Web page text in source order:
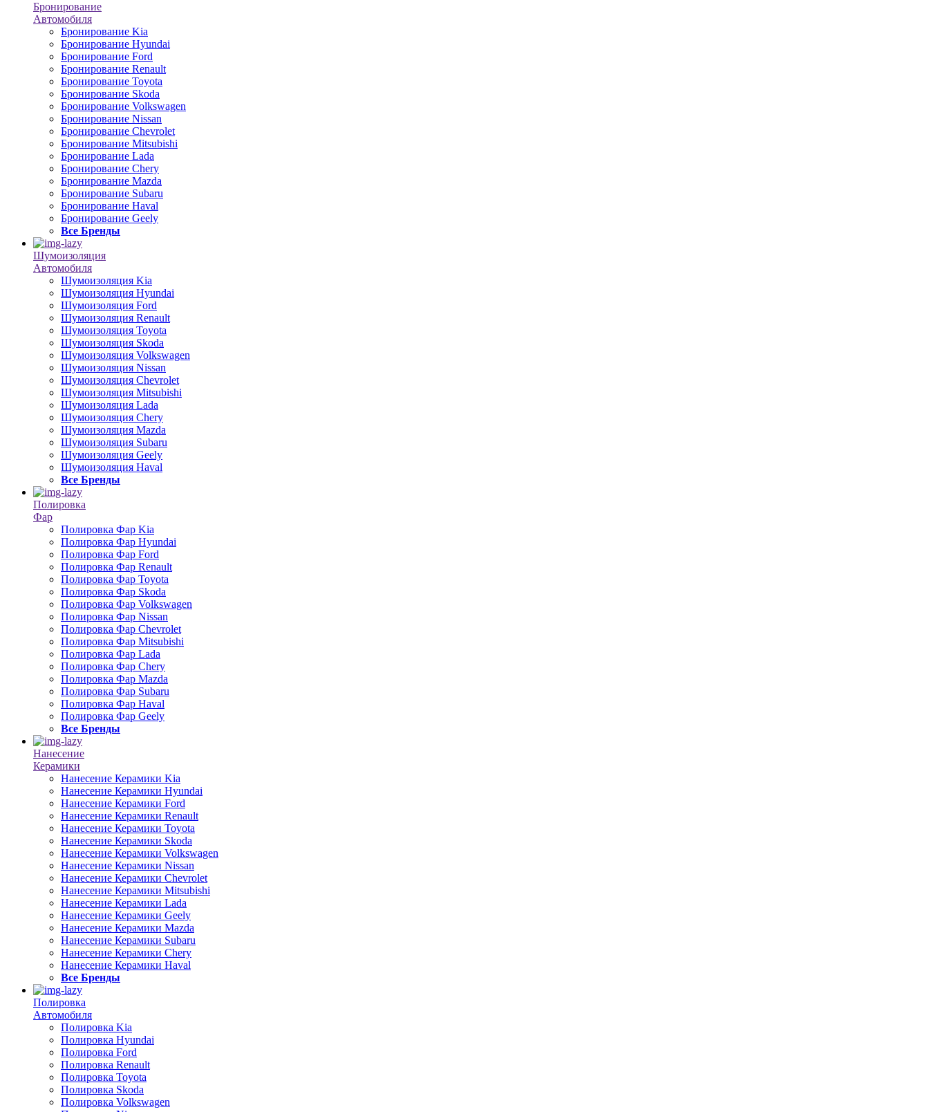
Бронирование
Автомобиля
Бронирование Kia
Бронирование Hyundai
Бронирование Ford
Бронирование Renault
Бронирование Toyota
Бронирование Skoda
Бронирование Volkswagen
Бронирование Nissan
Бронирование Chevrolet
Бронирование Mitsubishi
Бронирование Lada
Бронирование Chery
Бронирование Mazda
Бронирование Subaru
Бронирование Haval
Бронирование Geely
Все Бренды
Шумоизоляция
Автомобиля
Шумоизоляция Kia
Шумоизоляция Hyundai
Шумоизоляция Ford
Шумоизоляция Renault
Шумоизоляция Toyota
Шумоизоляция Skoda
Шумоизоляция Volkswagen
Шумоизоляция Nissan
Шумоизоляция Chevrolet
Шумоизоляция Mitsubishi
Шумоизоляция Lada
Шумоизоляция Chery
Шумоизоляция Mazda
Шумоизоляция Subaru
Шумоизоляция Geely
Шумоизоляция Haval
Все Бренды
Полировка
Фар
Полировка Фар Kia
Полировка Фар Hyundai
Полировка Фар Ford
Полировка Фар Renault
Полировка Фар Toyota
Полировка Фар Skoda
Полировка Фар Volkswagen
Полировка Фар Nissan
Полировка Фар Chevrolet
Полировка Фар Mitsubishi
Полировка Фар Lada
Полировка Фар Chery
Полировка Фар Mazda
Полировка Фар Subaru
Полировка Фар Haval
Полировка Фар Geely
Все Бренды
Нанесение
Керамики
Нанесение Керамики Kia
Нанесение Керамики Hyundai
Нанесение Керамики Ford
Нанесение Керамики Renault
Нанесение Керамики Toyota
Нанесение Керамики Skoda
Нанесение Керамики Volkswagen
Нанесение Керамики Nissan
Нанесение Керамики Chevrolet
Нанесение Керамики Mitsubishi
Нанесение Керамики Lada
Нанесение Керамики Geely
Нанесение Керамики Mazda
Нанесение Керамики Subaru
Нанесение Керамики Chery
Нанесение Керамики Haval
Все Бренды
Полировка
Автомобиля
Полировка Kia
Полировка Hyundai
Полировка Ford
Полировка Renault
Полировка Toyota
Полировка Skoda
Полировка Volkswagen